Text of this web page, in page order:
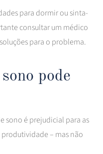
para dormir ou sinta-
consultar um médico
para o problema.
pode
sono é prejudicial para as
– mas não